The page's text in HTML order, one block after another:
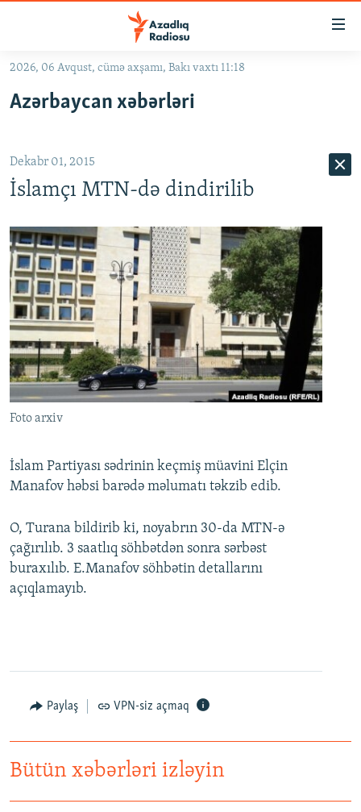
Əsas
qayıt
qayıt
Axtarışa
FƏRQƏ BAX
QANUNI DOĞRU
ARAŞDIRMA
MULTIMEDIA
VIDEO
FOTOQALEREYA
İNFOQRAFIKA
KARIKATURA
RADIO ARXIV
OXU ZALI
AZƏRBAYCAN ƏDƏBIYYATI KITABXANASI
İSLAM VƏ DEMOKRATIYA
HAQQIMIZDA
MISSIYAMIZ
PEŞƏ ETIKASI VƏ JURNALISTIKA STANDARTLARIMIZ
AZADLIQRADIOSU MOBIL TELEFONUNUZDA
BIZIMLƏ ƏLAQƏ
XƏBƏR BÜLLETENLƏRIMIZ
BIZI IZLƏ
RFE/RL-in bütün saytları
2026, 06 Avqust, cümə axşamı, Bakı vaxtı 11:18
Azərbaycan xəbərləri
Dekabr 01, 2015
İslamçı MTN-də dindirilib
Foto arxiv
İslam Partiyası sədrinin keçmiş müavini Elçin
Manafov həbsi barədə məlumatı təkzib edib.
O, Turana bildirib ki, noyabrın 30-da MTN-ə
çağırılıb. 3 saatlıq söhbətdən sonra sərbəst
buraxılıb. E.Manafov söhbətin detallarını
açıqlamayıb.
Paylaş VPN-siz açmaq
Bütün xəbərləri izləyin